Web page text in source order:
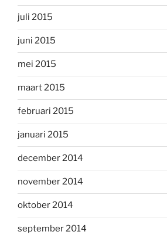
juli 2015
juni 2015
mei 2015
maart 2015
februari 2015
januari 2015
december 2014
november 2014
oktober 2014
september 2014